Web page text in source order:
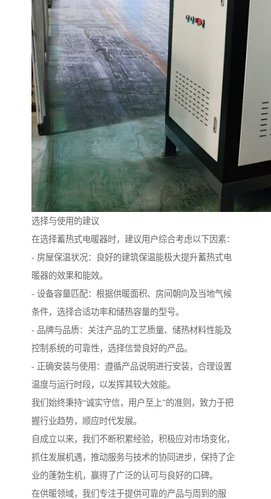
选择与使用的建议
在选择蓄热式电暖器时，建议用户综合考虑以下因素：
- 房屋保温状况：良好的建筑保温能极大提升蓄热式电
暖器的效果和能效。
- 设备容量匹配：根据供暖面积、房间朝向及当地气候
条件，选择合适功率和储热容量的型号。
- 品牌与品质：关注产品的工艺质量、储热材料性能及
控制系统的可靠性，选择信誉良好的产品。
- 正确安装与使用：遵循产品说明进行安装，合理设置
温度与运行时段，以发挥其较大效能。
我们始终秉持“诚实守信，用户至上”的准则，致力于把
握行业趋势，顺应时代发展。
自成立以来，我们不断积累经验，积极应对市场变化，
抓住发展机遇，推动服务与技术的协同进步，保持了企
业的蓬勃生机，赢得了广泛的认可与良好的口碑。
在供暖领域，我们专注于提供可靠的产品与周到的服